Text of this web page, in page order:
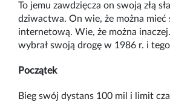
To jemu zawdzięcza on swoją złą
dziwactwa. On wie, że można mieć
internetową. Wie, że można
wybrał swoją drogę w 1986 r. i
Początek
Bieg swój dystans 100 mil i limit